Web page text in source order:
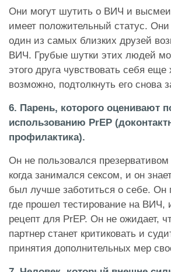
Они могут шутить о ВИЧ и
имеет положительный статус.
один из самых близких друзей
ВИЧ. Грубые шутки этих людей
этого друга чувствовать себя еще
возможно, подтолкнуть его снова
6. Парень, которого оценивают
использованию PrEP
профилактика).
Он не пользовался
когда занимался сексом, и он
был лучше заботиться о себе. Он
где прошел тестирование на ВИЧ,
рецепт для PrEP. Он не ожидает,
партнер станет критиковать и
принятия дополнительных мер